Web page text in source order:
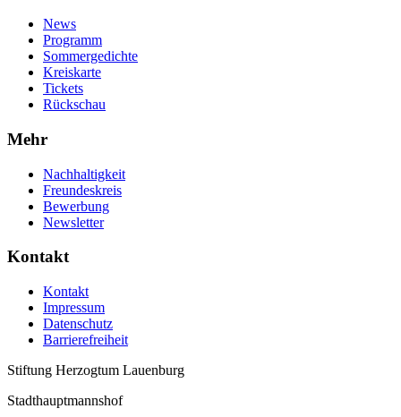
News
Programm
Sommergedichte
Kreiskarte
Tickets
Rückschau
Mehr
Nachhaltigkeit
Freundeskreis
Bewerbung
Newsletter
Kontakt
Kontakt
Impressum
Datenschutz
Barrierefreiheit
Stiftung Herzogtum Lauenburg
Stadthauptmannshof